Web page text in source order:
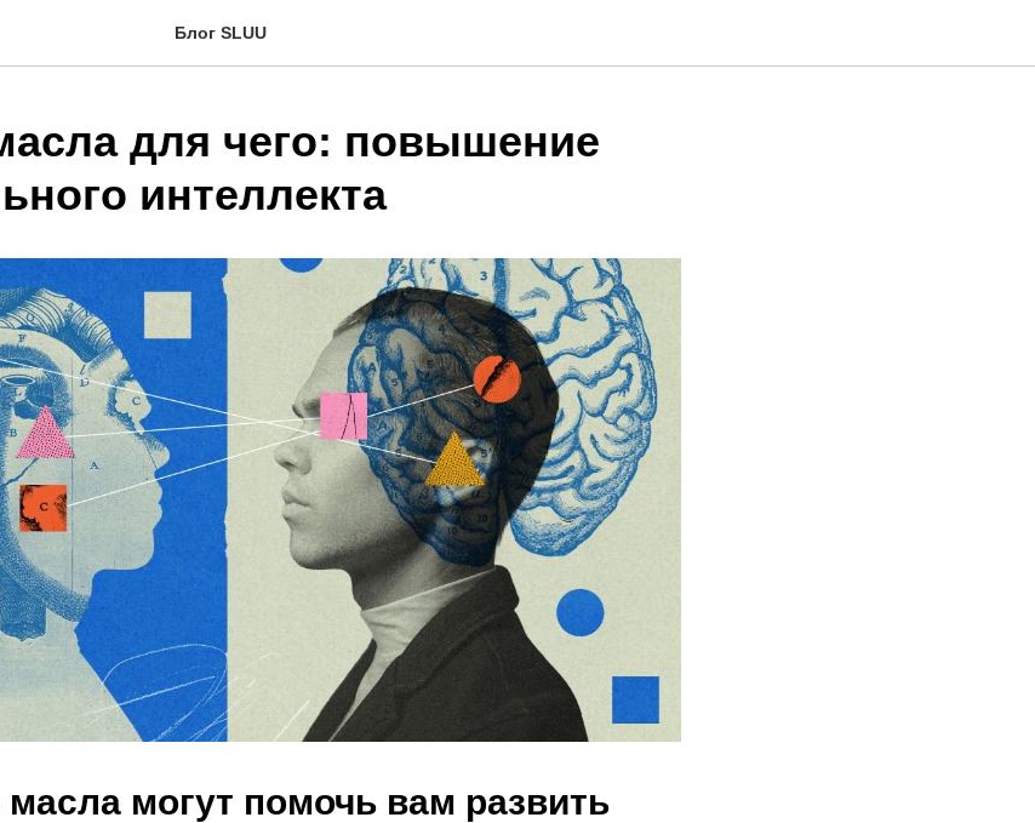
Блог SLUU
для чего: повышение
интеллекта
могут помочь вам развить